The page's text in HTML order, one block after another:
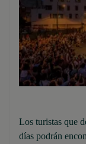
Los turistas que
días podrán